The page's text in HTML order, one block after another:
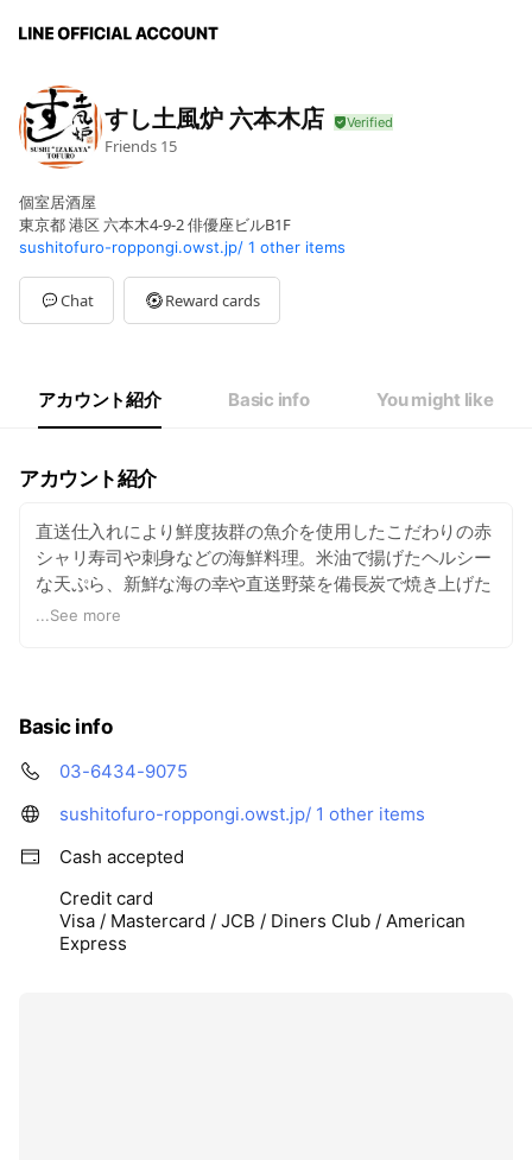
すし土風炉 六本木店
Friends 15
個室居酒屋
東京都 港区 六本木4-9-2 俳優座ビルB1F
sushitofuro-roppongi.owst.jp/ 1 other items
Chat Reward cards
アカウント紹介 Basic info You might like
アカウント紹介
直送仕入れにより鮮度抜群の魚介を使用したこだわりの赤
シャリ寿司や刺身などの海鮮料理。米油で揚げたヘルシー
な天ぷら、新鮮な海の幸や直送野菜を備長炭で焼き上げた
炉端焼、自慢の自家製 幌加内蕎麦。
ります。
...See more
Basic info
03-6434-9075
sushitofuro-roppongi.owst.jp/ 1 other items
Cash accepted
Credit card
Visa / Mastercard / JCB / Diners Club / American
Express